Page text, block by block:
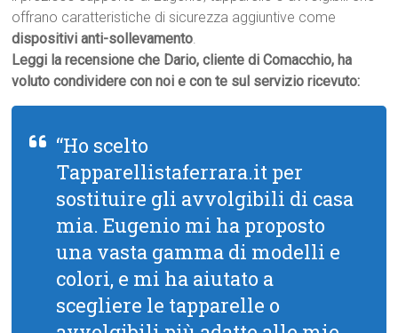
offrano caratteristiche di sicurezza aggiuntive come
dispositivi anti-sollevamento.
Leggi la recensione che Dario, cliente di Comacchio, ha
voluto condividere con noi e con te sul servizio ricevuto:
“Ho scelto
Tapparellistaferrara.it per
sostituire gli avvolgibili di casa
mia. Eugenio mi ha proposto
una vasta gamma di modelli e
colori, e mi ha aiutato a
scegliere le tapparelle o